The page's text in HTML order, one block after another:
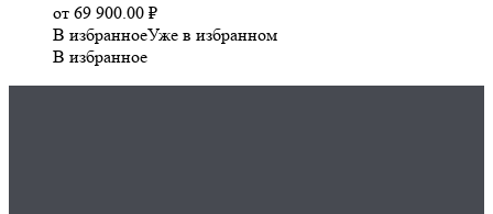
от 69 900.00 ₽
В избранноеУже в избранном
В избранное